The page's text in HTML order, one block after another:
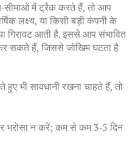
में ट्रैक करते हैं, तो आप
लक्ष्य, या किसी बड़ी कंपनी के
गिरावट आती है. इससे आप संभावित
कर सकते हैं, जिससे जोखिम घटता है
हुए भी सावधानी रखना चाहते हैं, तो
भरोसा न करें; कम से कम 3‑5 दिन